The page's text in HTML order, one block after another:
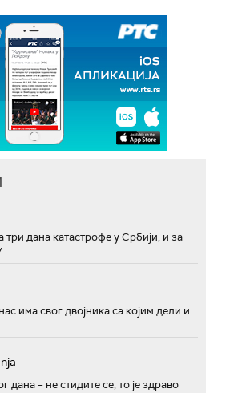
дана катастрофе у Србији, и за
има свог двојника са којим дели и
дана – не стидите се, то је здраво